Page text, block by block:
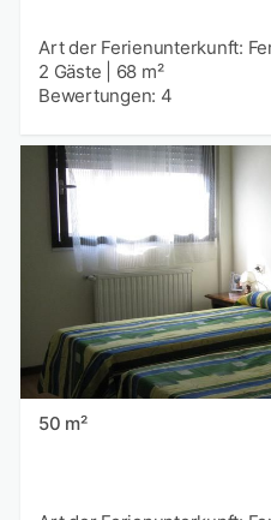
Art der Ferienunterkunft:
2 Gäste
68 m²
Bewertungen: 4
50 m²